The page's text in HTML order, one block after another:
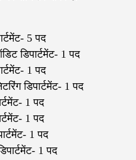
5 पद
डिपार्टमेंट- 1 पद
1 पद
डिपार्टमेंट- 1 पद
1 पद
1 पद
1 पद
1 पद